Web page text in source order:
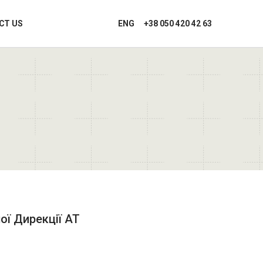
US ENG +38 050 420 42 63
Дирекції АТ